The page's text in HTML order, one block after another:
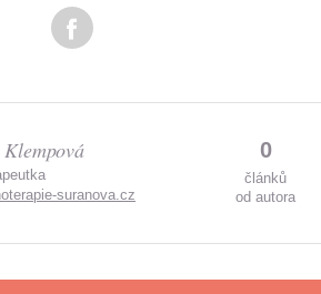
suranova.cz
0
článků
od autora